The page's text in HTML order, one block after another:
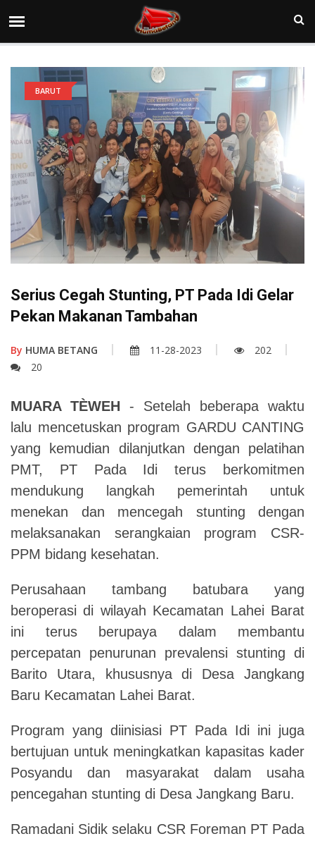
BARUT
Serius Cegah Stunting, PT Pada Idi Gelar
Pekan Makanan Tambahan
By HUMA BETANG 11-28-2023
202
20
MUARA TÈWEH - Setelah beberapa waktu
lalu mencetuskan program GARDU CANTING
yang kemudian dilanjutkan dengan pelatihan
PMT, PT Pada Idi terus berkomitmen
mendukung langkah pemerintah untuk
menekan dan mencegah stunting dengan
melaksanakan serangkaian program CSR-
PPM bidang kesehatan.
Perusahaan tambang batubara yang
beroperasi di wilayah Kecamatan Lahei Barat
ini terus berupaya dalam membantu
percepatan penurunan prevalensi stunting di
Barito Utara, khususnya di Desa Jangkang
Baru Kecamatan Lahei Barat.
Program yang diinisiasi PT Pada Idi ini juga
bertujuan untuk meningkatkan kapasitas kader
Posyandu dan masyarakat dalam usaha
pencegahan stunting di Desa Jangkang Baru.
Ramadani Sidik selaku CSR Foreman PT Pada